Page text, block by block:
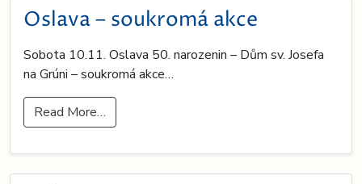
Oslava – soukromá akce
Sobota 10.11. Oslava 50. narozenin – Dům sv. Josefa
na Grúni – soukromá akce…
Read More…